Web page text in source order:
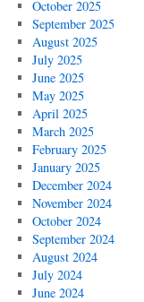
October 2025
September 2025
August 2025
July 2025
June 2025
May 2025
April 2025
March 2025
February 2025
January 2025
December 2024
November 2024
October 2024
September 2024
August 2024
July 2024
June 2024